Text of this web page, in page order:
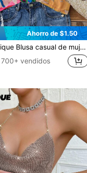
Ahorro de $1.50
casual de mujer con estampado integral con mangas cortas y abotonada
700+ vendidos